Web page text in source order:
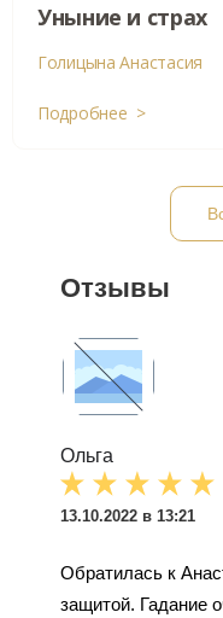
Уныние и страх
Голицына Анастасия
Подробнее >
Отзывы
Ольга
13.10.2022 в 13:21
Обратилась к
защитой. Гадание